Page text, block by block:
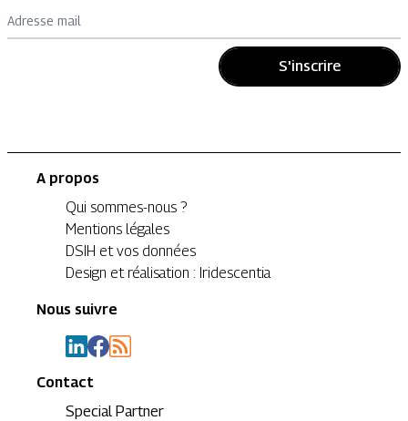
Adresse mail
S'inscrire
A propos
Qui sommes-nous ?
Mentions légales
DSIH et vos données
Design et réalisation : Iridescentia
Nous suivre
Contact
Special Partner